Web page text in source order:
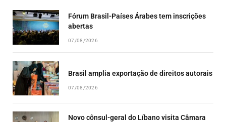
Fórum Brasil-Países Árabes tem inscrições
abertas
07/08/2026
Brasil amplia exportação de direitos autorais
07/08/2026
Novo cônsul-geral do Líbano visita Câmara